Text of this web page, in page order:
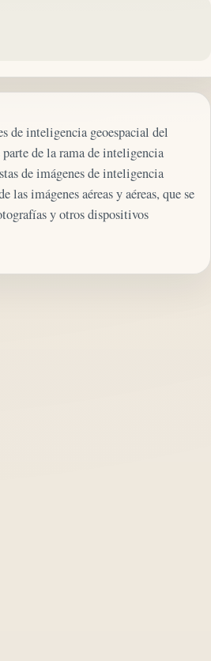
de inteligencia geoespacial del
de la rama de inteligencia
de imágenes de inteligencia
las imágenes aéreas y aéreas, que se
y otros dispositivos